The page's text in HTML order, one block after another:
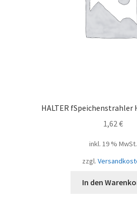
HALTER fSpeichenstrahler
1,62 €
inkl. 19 % MwSt.
zzgl.
In den